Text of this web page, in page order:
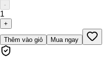
-
1
+
Thêm vào giỏ Mua ngay